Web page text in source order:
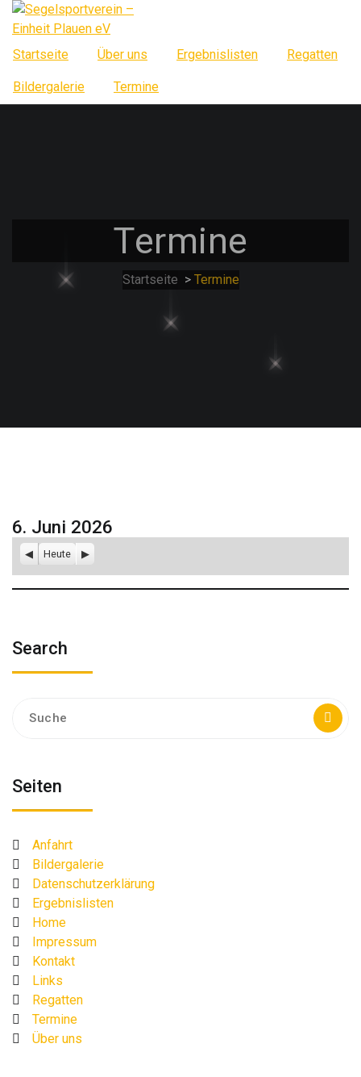
Springe
zum
InhaltStartseite Über uns Ergebnislisten Regatten
Bildergalerie Termine
Termine
Startseite > Termine
6. Juni 2026
Zurück
Heute Weiter
Search
nach:
Seiten
Anfahrt
Bildergalerie
Datenschutzerklärung
Ergebnislisten
Home
Impressum
Kontakt
Links
Regatten
Termine
Über uns